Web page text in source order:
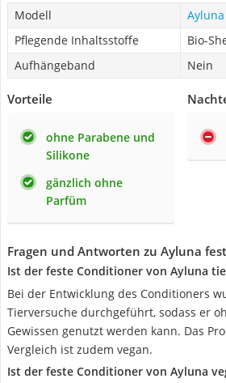
Modell
Pflegende Inhaltsstoffe
Bio-
Aufhängeband
Nein
Vorteile
ohne Parabene und
Silikone
gänzlich ohne
Parfüm
Fragen und Antworten zu Ayluna
Ist der feste Conditioner von Ayluna
Bei der Entwicklung des Conditioners
Tierversuche durchgeführt, sodass er
Gewissen genutzt werden kann. Das
Vergleich ist zudem vegan.
Ist der feste Conditioner von Ayluna